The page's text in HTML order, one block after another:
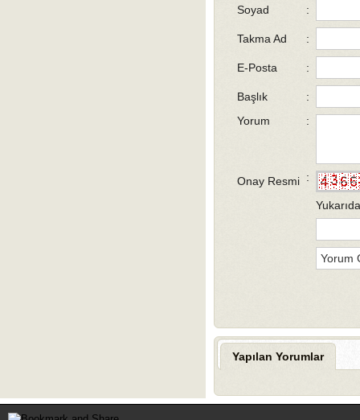
Soyad :
Takma Ad :
E-Posta :
Başlık
:
Yorum
:
Onay Resmi :
Yapılan Yorumlar